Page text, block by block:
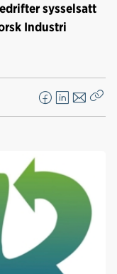
sysselsatt
Industri
F
a
b
L
i
e
I
n
E
-